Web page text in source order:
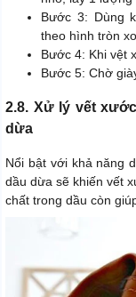
Bước 3: Dùng
theo hình tròn
Bước 4: Khi vệt
Bước 5: Chờ
2.8. Xử lý vết
dừa
Nổi bật với khả năng
dầu dừa sẽ khiến vết
chất trong dầu còn